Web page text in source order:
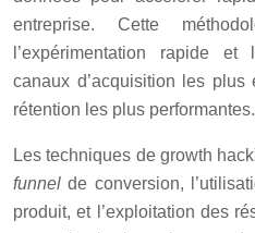
entreprise. Cette
l’expérimentation rapide
canaux d’acquisition les
rétention les plus performantes.
Les techniques de growth
funnelde conversion,
produit, et l’exploitation des